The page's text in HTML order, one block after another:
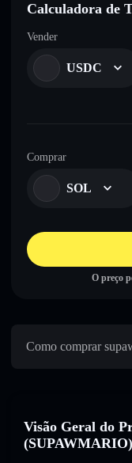
Calculadora de
Vender
USDC
Comprar
SOL
O preço
Como comprar
Visão Geral do
(SUPAWMARIO)